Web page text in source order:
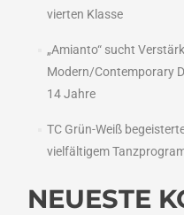
vierten Klasse
„Amianto“ sucht
Modern/Contemporary
14 Jahre
TC Grün-Weiß
vielfältigem
NEUESTE